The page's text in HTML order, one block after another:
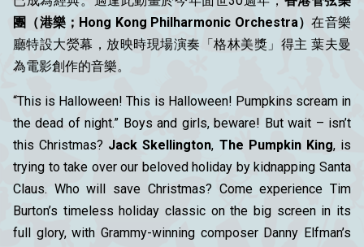
團（港樂；Hong Kong Philharmonic Orchestra）在音樂
廳特設大熒幕，放映時現場演奏「格林美獎」得主 葉夫曼
為電影創作的音樂。
“This is Halloween! This is Halloween! Pumpkins scream in
the dead of night.” Boys and girls, beware! But wait – isn’t
this Christmas? Jack Skellington, The Pumpkin King, is
trying to take over our beloved holiday by kidnapping Santa
Claus. Who will save Christmas? Come experience Tim
Burton’s timeless holiday classic on the big screen in its
full glory, with Grammy-winning composer Danny Elfman’s